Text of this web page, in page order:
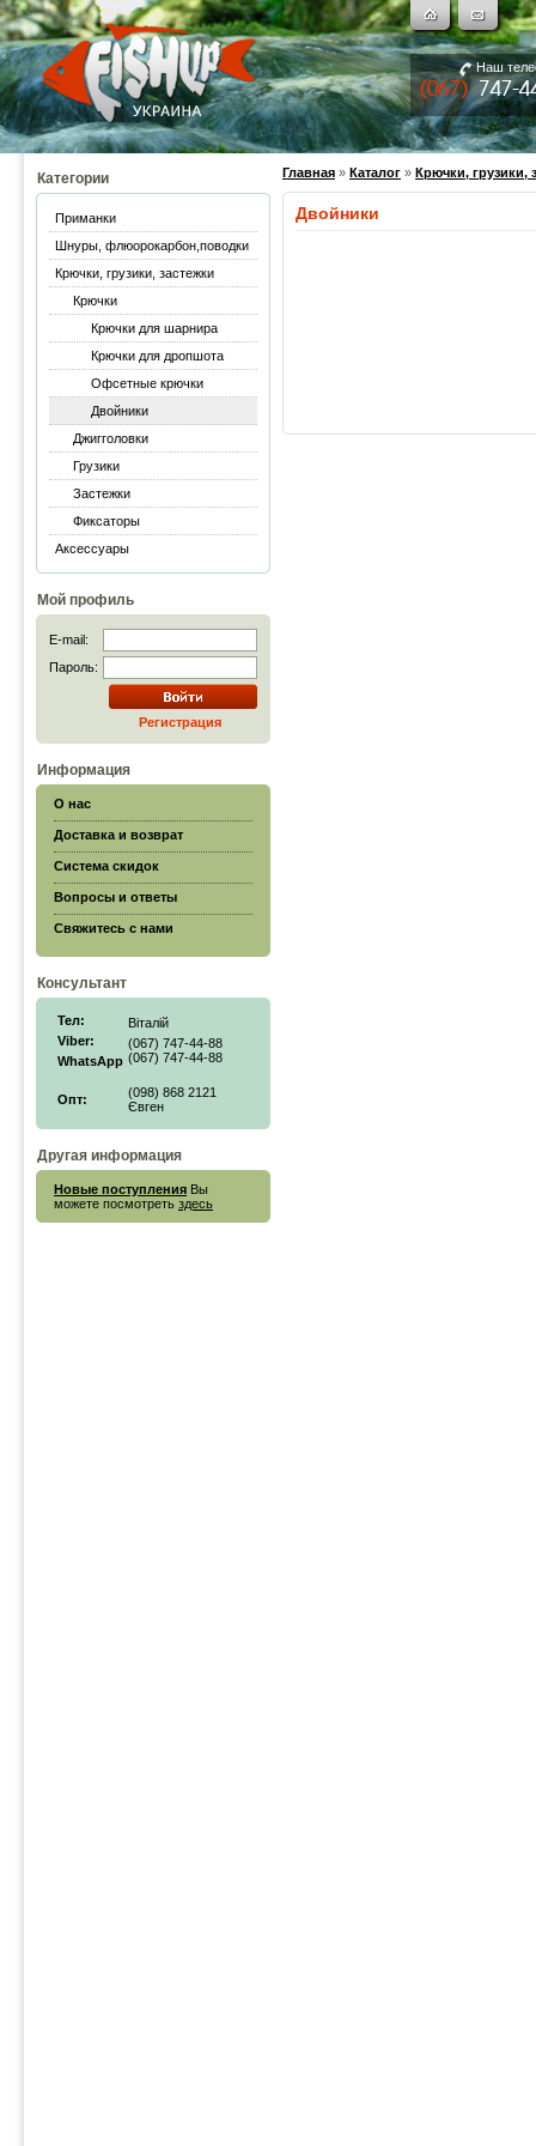
Наш
Категории
Приманки
Шнуры, флюорокарбон,поводки
Крючки, грузики, застежки
Крючки
Крючки для шарнира
Крючки для дропшота
Офсетные крючки
Двойники
Джигголовки
Грузики
Застежки
Фиксаторы
Аксессуары
Мой профиль
E-mail:
Пароль:
Регистрация
Информация
О нас
Доставка и возврат
Система скидок
Вопросы и ответы
Свяжитесь с нами
Консультант
Тел:
Viber:
WhatsApp
Віталій
(067) 747-44-88
(067) 747-44-88
Опт:
(098) 868 2121
Євген
Другая информация
Новые поступления Вы
можете посмотреть здесь
Главная » Каталог » Крючки, грузики,
Двойники